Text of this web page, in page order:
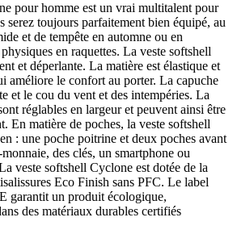
pour homme est un vrai multitalent pour
serez toujours parfaitement bien équipé, au
et de tempête en automne ou en
en raquettes. La veste softshell
et déperlante. La matière est élastique et
améliore le confort au porter. La capuche
et le cou du vent et des intempéries. La
réglables en largeur et peuvent ainsi être
En matière de poches, la veste softshell
: une poche poitrine et deux poches avant
des clés, un smartphone ou
veste softshell Cyclone est dotée de la
Eco Finish sans PFC. Le label
garantit un produit écologique,
des matériaux durables certifiés